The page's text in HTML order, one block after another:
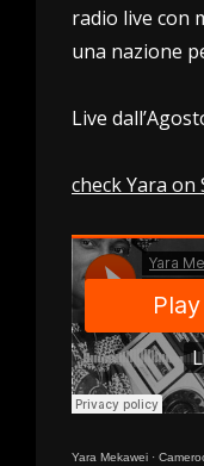
radio live con
una nazione
Live
check Yara on
Yara Mekawei ·